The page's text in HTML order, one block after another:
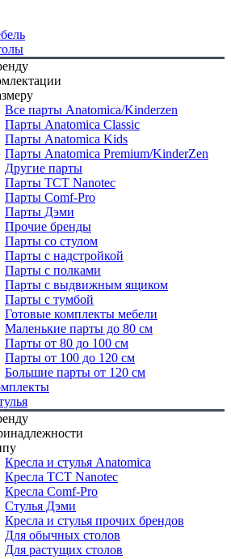
Все парты Anatomica/Kinderzen
Парты Anatomica Classic
Парты Anatomica Kids
Парты Anatomica Premium/KinderZen
Другие парты
Парты TCT Nanotec
Парты Comf-Pro
Парты Дэми
Прочие бренды
Парты со стулом
Парты с надстройкой
Парты с полками
Парты с выдвижным ящиком
Парты с тумбой
Готовые комплекты мебели
Маленькие парты до 80 см
Парты от 80 до 100 см
Парты от 100 до 120 см
Большие парты от 120 см
Кресла и стулья Anatomica
Кресла TCT Nanotec
Кресла Comf-Pro
Стулья Дэми
Кресла и стулья прочих брендов
Для обычных столов
Для растущих столов